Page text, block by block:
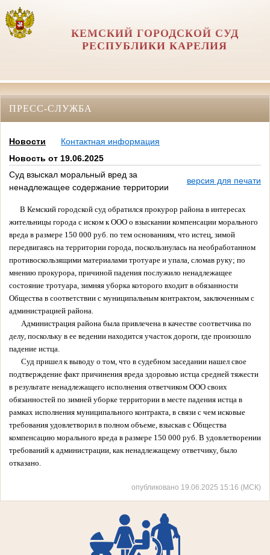
КЕМСКИЙ ГОРОДСКОЙ СУД
РЕСПУБЛИКИ КАРЕЛИЯ
ПРЕСС-СЛУЖБА
Новости
Контактная информация
Новость от 19.06.2025
Суд взыскал моральный вред за
ненадлежащее содержание территории
версия для печати
В Кемский городской суд обратился прокурор района в интересах
жительницы города с иском к ООО о взыскании компенсации морального
вреда в размере 150 000 руб. по тем основаниям, что истец, зимой
передвигаясь на территории города, поскользнулась на необработанном
противоскользящими материалами тротуаре и упала, сломав руку; по
мнению прокурора, причиной падения послужило ненадлежащее
состояние тротуара, зимняя уборка которого входит в обязанности
Общества в соответствии с муниципальным контрактом, заключенным с
администрацией района.
Администрация района была привлечена в качестве соответчика по
делу, поскольку в ее ведении находится участок дороги, где произошло
падение истца.
Суд пришел к выводу о том, что в судебном заседании нашел свое
подтверждение факт причинения вреда здоровью истца средней тяжести
в результате ненадлежащего исполнения ответчиком ООО своих
обязанностей по зимней уборке территории в месте падения истца в
рамках исполнения муниципального контракта, в связи с чем исковые
требования удовлетворил в полном объеме, взыскав с Общества
компенсацию морального вреда в размере 150 000 руб. В удовлетворении
требований к администрации, как ненадлежащему ответчику, было
отказано.
опубликовано 19.06.2025 15:16 (МСК)